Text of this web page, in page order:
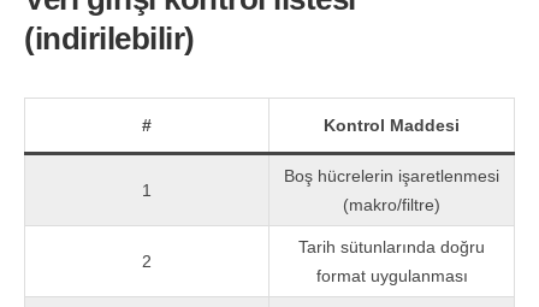
(indirilebilir)
# Kontrol Maddesi
1
Boş hücrelerin işaretlenmesi
(makro/filtre)
2
Tarih sütunlarında doğru
format uygulanması